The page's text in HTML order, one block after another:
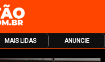
MAIS LIDAS ANUNCIE